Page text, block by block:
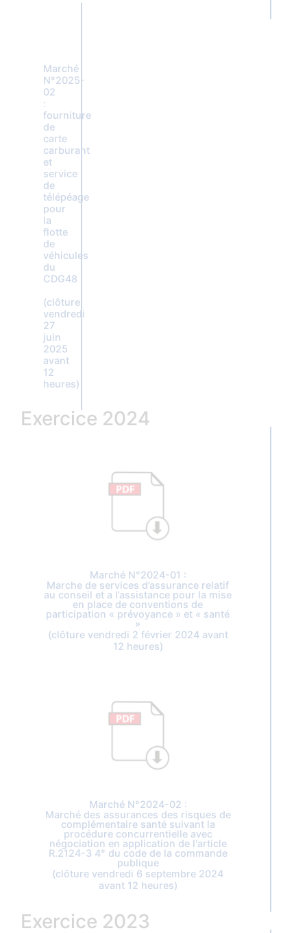
Marché
N°2025-
02
:
fourniture
de
carte
carburant
et
service
de
télépéage
pour
la
flotte
de
véhicules
du
CDG48
(clôture
vendredi
27
juin
2025
avant
12
heures)
Exercice 2024
Marché N°2024-01 :
Marche de services d’assurance relatif
au conseil et a l’assistance pour la mise
en place de conventions de
participation « prévoyance » et « santé
»
(clôture vendredi 2 février 2024 avant
12 heures)
Marché N°2024-02 :
Marché des assurances des risques de
complémentaire santé suivant la
procédure concurrentielle avec
négociation en application de l'article
R.2124-3 4° du code de la commande
publique
(clôture vendredi 6 septembre 2024
avant 12 heures)
Exercice 2023